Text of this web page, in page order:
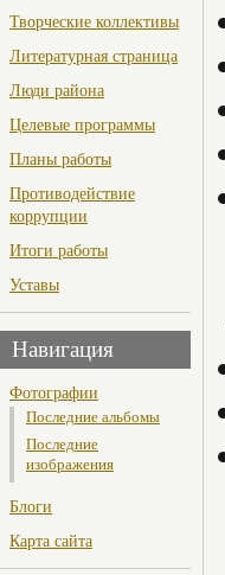
Творческие коллективы
Литературная страница
Люди района
Целевые программы
Планы работы
Противодействие
коррупции
Итоги работы
Уставы
Навигация
Фотографии
Последние альбомы
Последние
изображения
Блоги
Карта сайта